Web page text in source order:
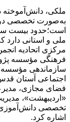
ملکی،
به‌صورت تخصصی در
است؛حدود بیست
ملی و استانی دارد
مرکزی اتحادیه
فرهنگی مؤسسه
سازماندهی
اجتماعی آستان
فضای مجازی،
«اردیبهشت»،
تخصصی دانش‌آموزی
اشاره کرد.